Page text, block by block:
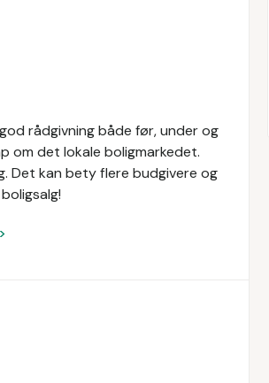
rådgivning både før, under og
om det lokale boligmarkedet.
Det kan bety flere budgivere og